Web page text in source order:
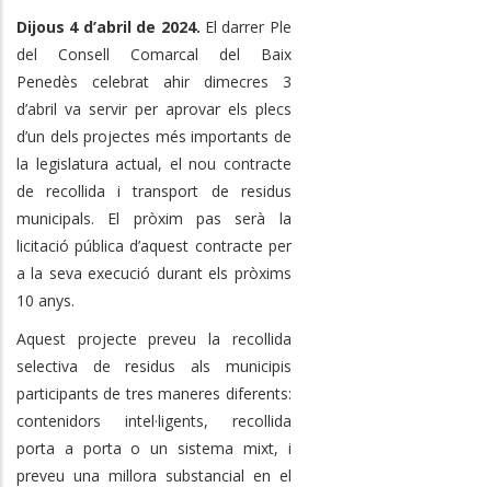
Dijous 4 d’abril de 2024. El darrer Ple
del Consell Comarcal del Baix
Penedès celebrat ahir dimecres 3
d’abril va servir per aprovar els plecs
d’un dels projectes més importants de
la legislatura actual, el nou contracte
de recollida i transport de residus
municipals. El pròxim pas serà la
licitació pública d’aquest contracte per
a la seva execució durant els pròxims
10 anys.
Aquest projecte preveu la recollida
selectiva de residus als municipis
participants de tres maneres diferents:
contenidors intel·ligents, recollida
porta a porta o un sistema mixt, i
preveu una millora substancial en el